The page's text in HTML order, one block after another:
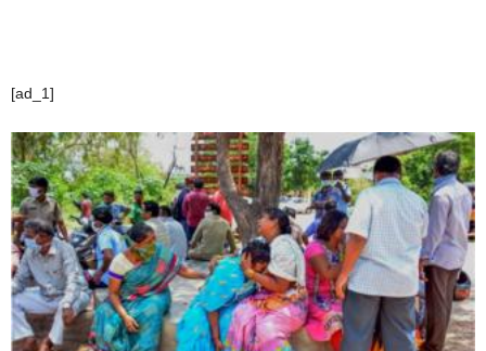
[ad_1]